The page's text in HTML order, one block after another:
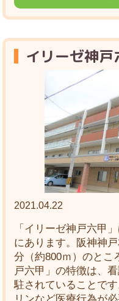
イリーゼ神戸
2021.04.22
「イリーゼ神戸六甲
にあります。阪神神
分（約800ｍ）のとこ
戸六甲」の特徴は、
駐されていることで